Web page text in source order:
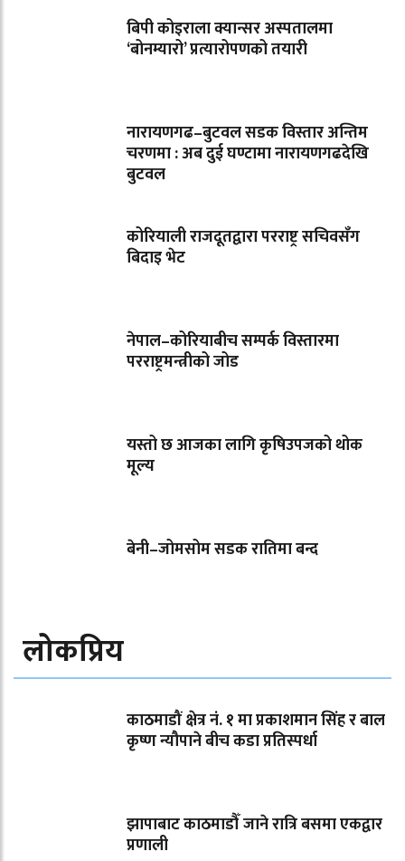
बिपी कोइराला क्यान्सर अस्पतालमा
‘बोनम्यारो’ प्रत्यारोपणको तयारी
नारायणगढ–बुटवल सडक विस्तार अन्तिम
चरणमा : अब दुई घण्टामा नारायणगढदेखि
बुटवल
कोरियाली राजदूतद्वारा परराष्ट्र सचिवसँग
बिदाइ भेट
नेपाल–कोरियाबीच सम्पर्क विस्तारमा
परराष्ट्रमन्त्रीको जोड
यस्तो छ आजका लागि कृषिउपजको थोक
मूल्य
बेनी–जोमसोम सडक रातिमा बन्द
लोकप्रिय
काठमाडौं क्षेत्र नं. १ मा प्रकाशमान सिंह र बाल
कृष्ण न्यौपाने बीच कडा प्रतिस्पर्धा
झापाबाट काठमाडौँ जाने रात्रि बसमा एकद्वार
प्रणाली